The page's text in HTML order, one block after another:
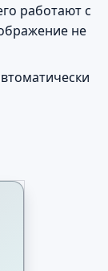
работают с
не